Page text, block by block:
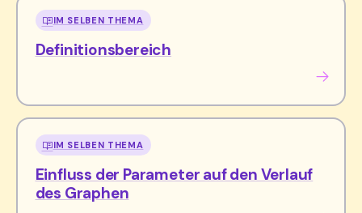
IM SELBEN THEMA
Definitionsbereich
IM SELBEN THEMA
Einfluss der Parameter auf den Verlauf
des Graphen